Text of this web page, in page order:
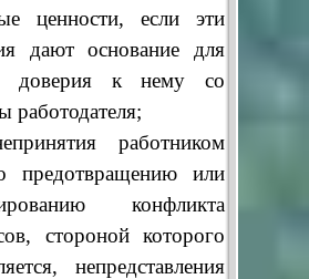
ценности, если эти
дают основание для
доверия к нему со
работодателя;
работником
предотвращению или
конфликта
стороной которого
непредставления